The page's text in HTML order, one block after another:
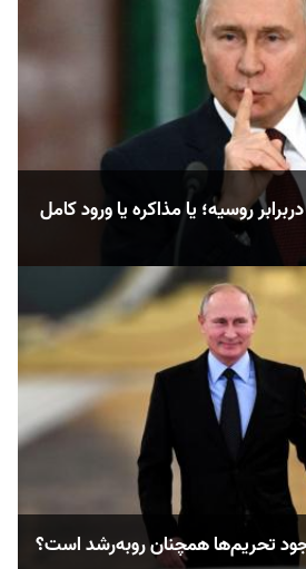
روسیه؛ یا مذاکره یا ورود کامل
تحریم‌‌‌‌ها همچنان روبه‌رشد است؟